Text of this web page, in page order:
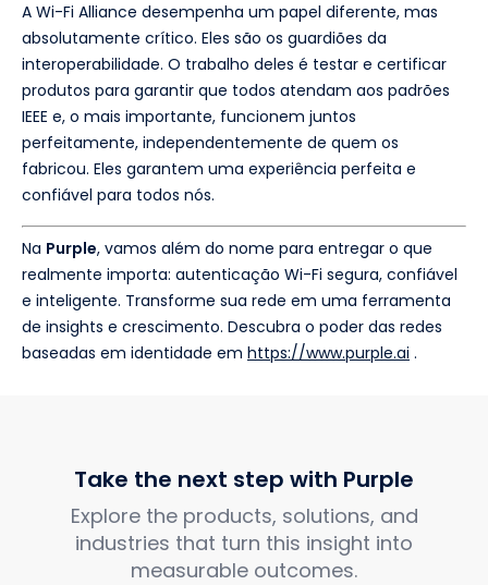
A Wi-Fi Alliance desempenha um papel diferente, mas
absolutamente crítico. Eles são os guardiões da
interoperabilidade. O trabalho deles é testar e certificar
produtos para garantir que todos atendam aos padrões
IEEE e, o mais importante, funcionem juntos
perfeitamente, independentemente de quem os
fabricou. Eles garantem uma experiência perfeita e
confiável para todos nós.
Na Purple, vamos além do nome para entregar o que
realmente importa: autenticação Wi-Fi segura, confiável
e inteligente. Transforme sua rede em uma ferramenta
de insights e crescimento. Descubra o poder das redes
baseadas em identidade em https://www.purple.ai .
Take the next step with Purple
Explore the products, solutions, and
industries that turn this insight into
measurable outcomes.